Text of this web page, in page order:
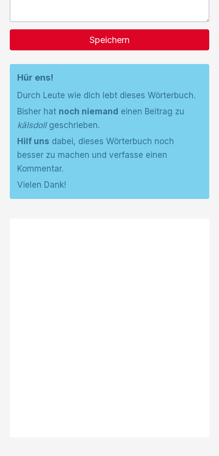
Speichern
Hür ens!
Durch Leute wie dich lebt dieses Wörterbuch.
Bisher hat noch niemand einen Beitrag zu
kälsdollgeschrieben.
Hilf uns dabei, dieses Wörterbuch noch
besser zu machen und verfasse einen
Kommentar.
Vielen Dank!